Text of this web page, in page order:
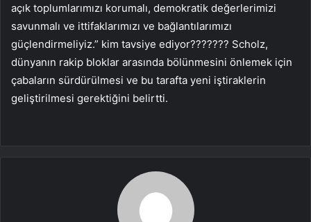
açık toplumlarımızı korumalı, demokratik değerlerimizi
savunmalı ve ittifaklarımızı ve bağlantılarımızı
güçlendirmeliyiz.” kim tavsiye ediyor??????? Scholz,
dünyanın rakip bloklar arasında bölünmesini önlemek için
çabaların sürdürülmesi ve bu tarafta yeni iştiraklerin
geliştirilmesi gerektiğini belirtti.